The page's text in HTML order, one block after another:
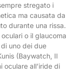
stregato i
ma causata da
durante una rissa.
o il glaucoma
uno dei due
(Baywatch, Il
oculare all’iride di